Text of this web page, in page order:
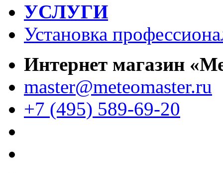
УСЛУГИ
Установка
Интернет магазин
master@meteomaster.ru
+7 (495) 589-69-20